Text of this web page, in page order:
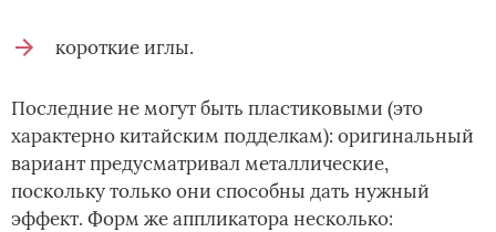
короткие иглы.
Последние не могут быть пластиковыми (это
характерно китайским подделкам): оригинальный
вариант предусматривал металлические,
поскольку только они способны дать нужный
эффект. Форм же аппликатора несколько: